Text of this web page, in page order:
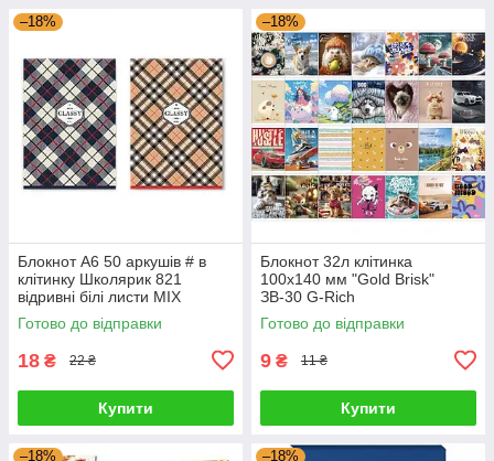
–18%
Блокнот А6 50 аркушів # в
клітинку Школярик 821
відривні білі листи MIX
633437 G-Rich
Готово до відправки
18 ₴ 22 ₴
Купити
–18%
Блокнот 32л клітинка
100x140 мм "Gold Brisk"
ЗВ-30 G-Rich
Готово до відправки
9 ₴ 11 ₴
Купити
–18% –18%